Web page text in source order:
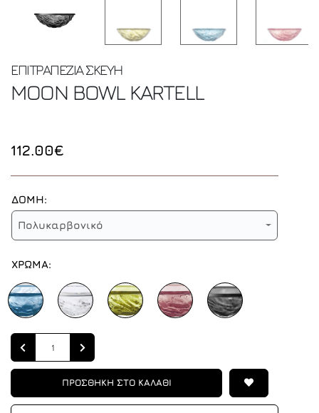
ΕΠΙΤΡΑΠΕΖΙΑ ΣΚΕΥΗ
MOON BOWL KARTELL
112.00€
ΔΟΜΗ:
Πολυκαρβονικό
ΧΡΩΜΑ:
Quantity
ΠΡΟΣΘΗΚΗ ΣΤΟ ΚΑΛΑΘΙ